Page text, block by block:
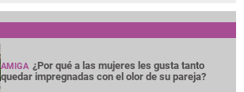
AMIGA ¿Por qué a las mujeres les gusta tanto
quedar impregnadas con el olor de su pareja?